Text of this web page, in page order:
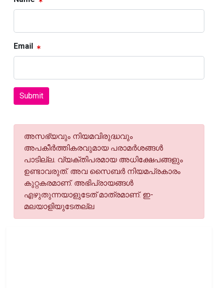
Email
Submit
അസഭ്യവും നിയമവിരുദ്ധവും
അപകീര്‍ത്തികരവുമായ പരാമര്‍ശങ്ങള്‍
പാടില്ല. വ്യക്തിപരമായ അധിക്ഷേപങ്ങളും
ഉണ്ടാവരുത്. അവ സൈബര്‍ നിയമപ്രകാരം
കുറ്റകരമാണ്. അഭിപ്രായങ്ങള്‍
എഴുതുന്നയാളുടേത് മാത്രമാണ്. ഇ-
മലയാളിയുടേതല്ല